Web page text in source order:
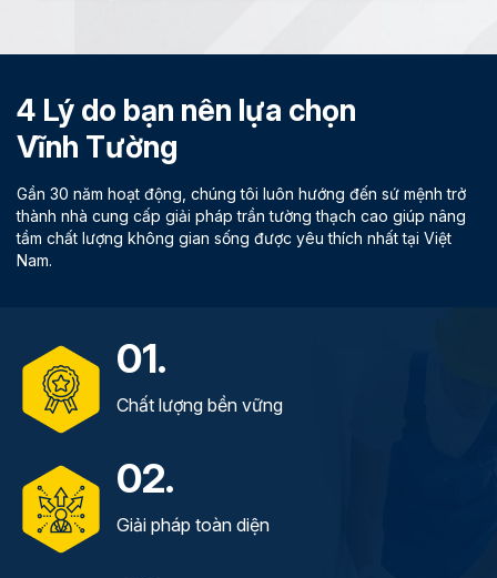
4 Lý do bạn nên lựa chọn
Vĩnh Tường
Gần 30 năm hoạt động, chúng tôi luôn hướng đến sứ mệnh trở
thành nhà cung cấp giải pháp trần tường thạch cao giúp nâng
tầm chất lượng không gian sống được yêu thích nhất tại Việt
Nam.
01.
Chất lượng bền vững
02.
Giải pháp toàn diện